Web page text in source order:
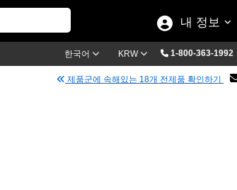
내 정보
한국어 KRW 1-800-363-1992
제품군에 속해있는 18개 전제품 확인하기